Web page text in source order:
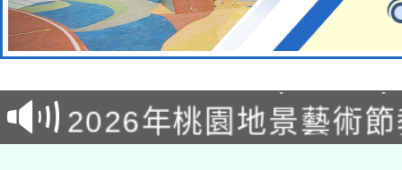
轉知經濟部水利署委託
業技術研究院辦理「
用水績優單位及節水達
115年8月22日(星期六
桃園市孔廟祈福系列
2026年桃園地景藝術
「2026桃園藝術巡演